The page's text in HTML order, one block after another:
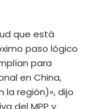
que está
paso lógico
para
en China,
región)», dijo
del MPP y